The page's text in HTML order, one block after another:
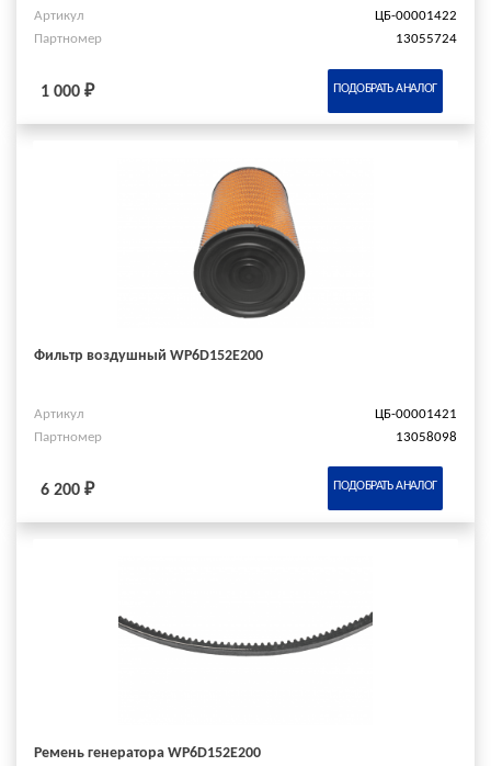
Артикул
ЦБ-00001422
Партномер
13055724
1 000 ₽ ПОДОБРАТЬ АНАЛОГ
Фильтр воздушный WP6D152E200
Артикул
ЦБ-00001421
Партномер
13058098
6 200 ₽ ПОДОБРАТЬ АНАЛОГ
Ремень генератора WP6D152E200